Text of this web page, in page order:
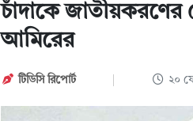
চাঁদাকে জাতীয়করণের
আমিরের
টিডিসি রিপোর্ট ২০